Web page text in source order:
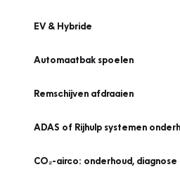
EV & Hybride
Automaatbak spoelen
Remschijven afdraaien
ADAS of Rijhulp systemen
CO₂-airco: onderhoud,